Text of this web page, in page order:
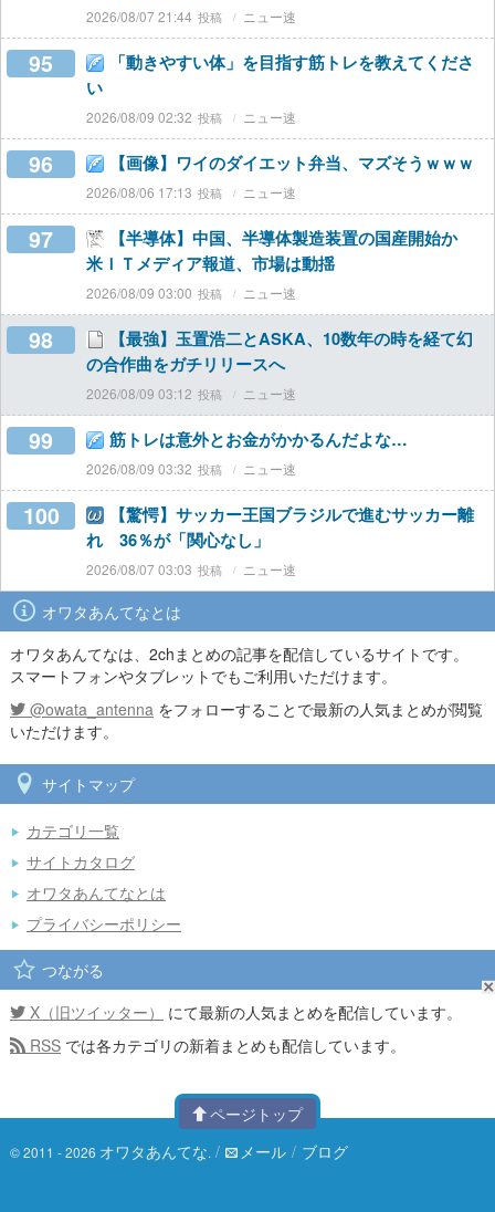
2026/08/07 21:44 ニュー速
95
「動きやすい体」を目指す筋トレを教えてくださ
い
2026/08/09 02:32 ニュー速
96 【画像】ワイのダイエット弁当、マズそうｗｗｗ
2026/08/06 17:13 ニュー速
97
【半導体】中国、半導体製造装置の国産開始か
米ＩＴメディア報道、市場は動揺
2026/08/09 03:00 ニュー速
98
【最強】玉置浩二とASKA、10数年の時を経て幻
の合作曲をガチリリースへ
2026/08/09 03:12 ニュー速
99 筋トレは意外とお金がかかるんだよな…
2026/08/09 03:32 ニュー速
100
【驚愕】サッカー王国ブラジルで進むサッカー離
れ 36％が「関心なし」
2026/08/07 03:03 ニュー速
オワタあんてなとは
オワタあんてなは、2chまとめの記事を配信しているサイトです。
スマートフォンやタブレットでもご利用いただけます。
@owata_antenna をフォローすることで最新の人気まとめが閲覧
いただけます。
サイトマップ
カテゴリ一覧
サイトカタログ
オワタあんてなとは
プライバシーポリシー
つながる
X（旧ツイッター）
にて最新の人気まとめを配信しています。
RSS では各カテゴリの新着まとめも配信しています。
ページトップ
© 2011 - 2026 オワタあんてな. / メール / ブログ